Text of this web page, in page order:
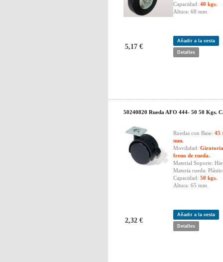
Capacidad: 40 kgs.
Altura: 68 mm.
5,17 €
Añadir a la cesta
Detalles
50240820 Rueda AFO 444- 50 50 Kgs.
Ruedas con Base: 45
mm.
Movilidad:
freno de rueda.
Material Soporte:
Materia rueda:
Capacidad: 50 kgs.
Altura: 65 mm.
2,32 €
Añadir a la cesta
Detalles